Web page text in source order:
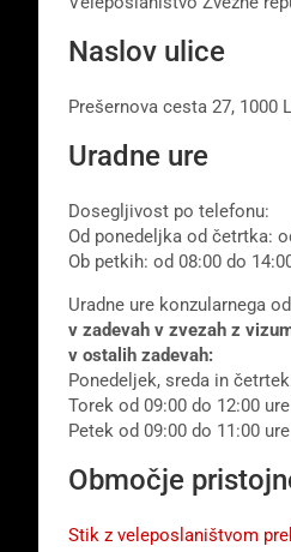
Naslov ulice
Prešernova cesta 27, 1000
Uradne ure
Dosegljivost po telefonu:
Od ponedeljka od četrtka:
Ob petkih: od 08:00 do
Uradne ure konzularnega
v zadevah v zvezah z
v ostalih zadevah:
Ponedeljek, sreda in
Torek od 09:00 do 12:00
Petek od 09:00 do 11:00 ure
Območje
Stik z veleposlaništvom